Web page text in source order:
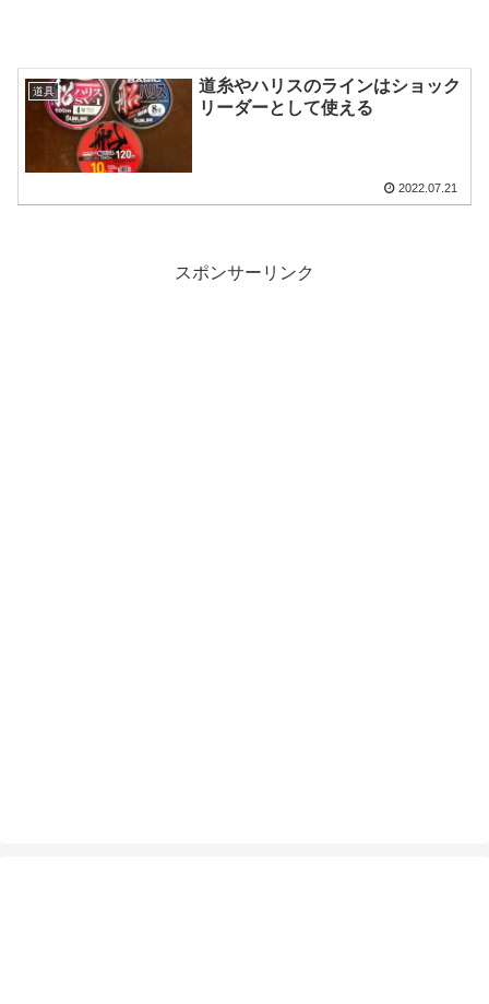
道具
道糸やハリスのラインはショック
リーダーとして使える
2022.07.21
スポンサーリンク